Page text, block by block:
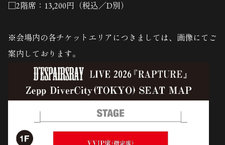
□2階席：13,200円（税込／D別）
※会場内の各チケットエリアにつきましては、画像にてご
案内しております。